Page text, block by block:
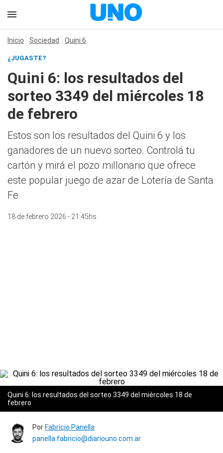
Inicio Sociedad Quini 6
¿JUGASTE?
Quini 6: los resultados del
sorteo 3349 del miércoles 18
de febrero
Estos son los resultados del Quini 6 y los
ganadores de un nuevo sorteo. Controlá tu
cartón y mirá el pozo millonario que ofrece
este popular juego de azar de Lotería de Santa
Fe
18 de febrero 2026 - 21:45hs
Quini 6: los resultados del sorteo 3349 del miércoles 18 de
febrero
Por Fabricio Panella
panella.fabricio@diariouno.com.ar